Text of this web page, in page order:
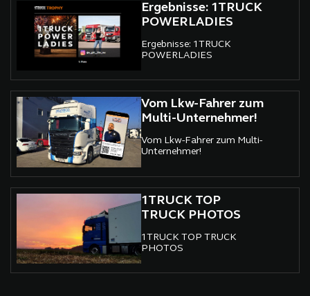
Ergebnisse: 1TRUCK
POWERLADIES
Ergebnisse: 1TRUCK
POWERLADIES
Vom Lkw-Fahrer zum
Multi-Unternehmer!
Vom Lkw-Fahrer zum Multi-
Unternehmer!
1TRUCK TOP
TRUCK PHOTOS
1TRUCK TOP TRUCK
PHOTOS